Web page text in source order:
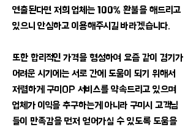
연출된다면 저희 업체는 100% 환불을 해드리고
있으니 안심하고 이용해주시길 바라겠습니다.
또한 합리적인 가격을 형성하여 요즘 같이 경기가
어려운 시기에는 서로 간에 도움이 되기 위해서
저렴하게 구미OP 서비스를 약속드리고 있으며
업체가 이익을 추구하는게 아니라 구미시 고객님
들이 만족감을 먼저 얻어가실 수 있도록 도움을